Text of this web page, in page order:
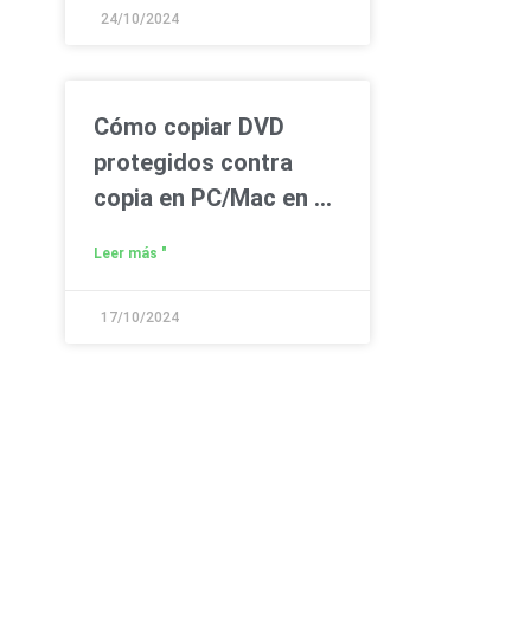
24/10/2024
Cómo copiar DVD
protegidos contra
copia en PC/Mac en 6
Leer más "
17/10/2024